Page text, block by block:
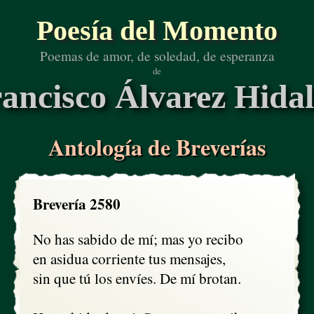
Poesía del Momento
Poemas de amor, de soledad, de esperanza
de
Álvarez
Antología de Breverías
Brevería 2580
No has sabido de mí; mas yo recibo
en asidua corriente tus mensajes,
sin que tú los envíes. De mí brotan.